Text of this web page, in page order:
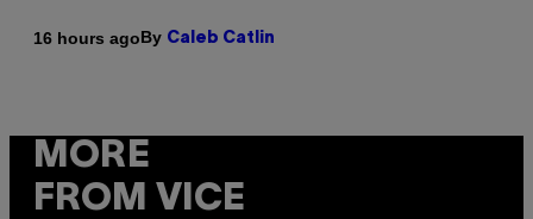
16 hours agoBy Caleb Catlin
MORE
FROM VICE